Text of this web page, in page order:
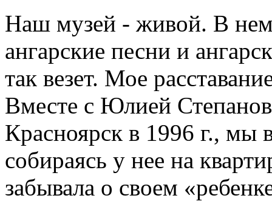
Наш музей - живой. В нем
ангарские песни и
так везет. Мое
Вместе с Юлией
Красноярск в 1996 г., мы
собираясь у нее на
забывала о своем